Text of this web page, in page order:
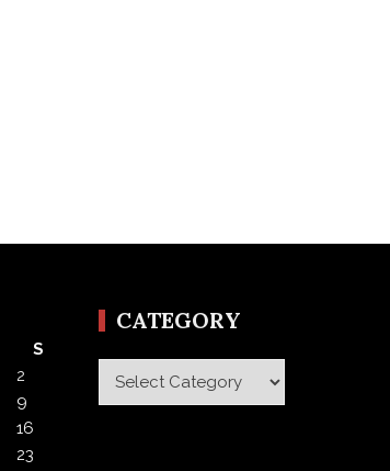
S
2
9
16
23
CATEGORY
Category